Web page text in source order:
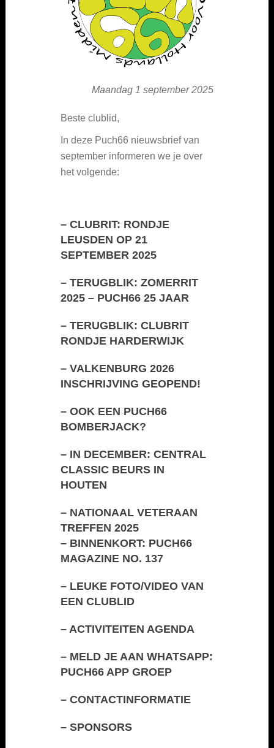
Maandag 1 september 2025
Beste clublid,
In deze Puch66 nieuwsbrief van
september informeren we je over
het volgende:
– CLUBRIT: RONDJE
LEUSDEN OP 21
SEPTEMBER 2025
– TERUGBLIK: ZOMERRIT
2025 – PUCH66 25 JAAR
– TERUGBLIK: CLUBRIT
RONDJE HARDERWIJK
– VALKENBURG 2026
INSCHRIJVING GEOPEND!
– OOK EEN PUCH66
BOMBERJACK?
– IN DECEMBER: CENTRAL
CLASSIC BEURS IN
HOUTEN
– NATIONAAL VETERAAN
TREFFEN 2025
– BINNENKORT: PUCH66
MAGAZINE NO. 137
– LEUKE FOTO/VIDEO VAN
EEN CLUBLID
– ACTIVITEITEN AGENDA
– MELD JE AAN WHATSAPP:
PUCH66 APP GROEP
– CONTACTINFORMATIE
– SPONSORS